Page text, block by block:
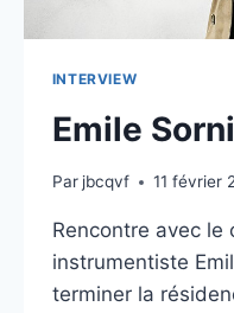
INTERVIEW
Emile
Par jbcqvf 11 février
Rencontre avec le
instrumentiste
terminer la